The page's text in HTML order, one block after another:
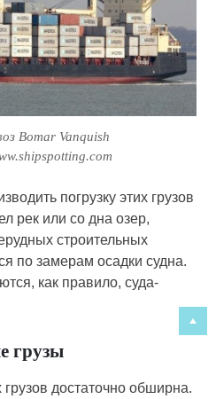
Bomar Vanquish
погрузку этих грузов
рек или со дна озер,
строительных
по замерам осадки судна.
как правило, суда-
грузы
достаточно обширна.